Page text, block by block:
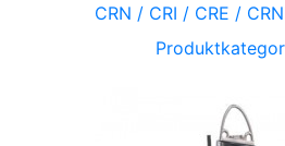
CRN / CRI / CRE /